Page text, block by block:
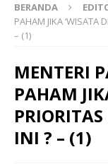
BERANDA
PAHAM JIKA ‘WISATA
– (1)
MENTERI
PAHAM
INI ? – (1)